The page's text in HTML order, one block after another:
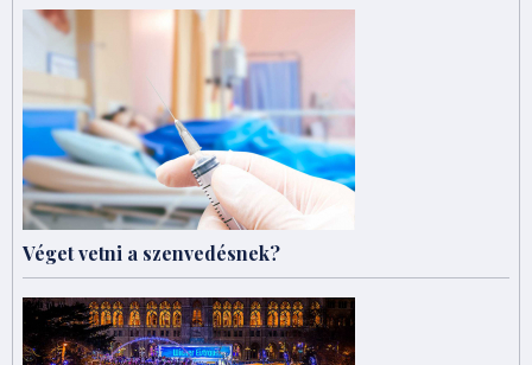
Véget vetni a szenvedésnek?